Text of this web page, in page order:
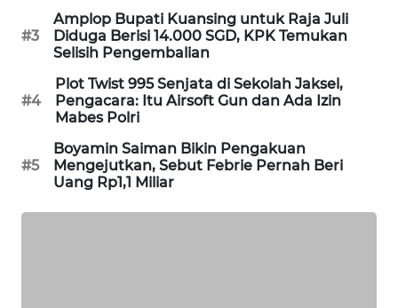
#3
Amplop Bupati Kuansing untuk Raja Juli
Diduga Berisi 14.000 SGD, KPK Temukan
Selisih Pengembalian
#4
Plot Twist 995 Senjata di Sekolah Jaksel,
Pengacara: Itu Airsoft Gun dan Ada Izin
Mabes Polri
#5
Boyamin Saiman Bikin Pengakuan
Mengejutkan, Sebut Febrie Pernah Beri
Uang Rp1,1 Miliar
PERSONA
WAHANA
OTOMOTIF
WAHANA
HEALTH
WAHANA